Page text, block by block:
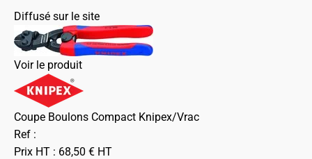
Diffusé sur le site
Voir le produit
Coupe Boulons Compact Knipex/Vrac
Ref :
Prix HT : 68,50 € HT